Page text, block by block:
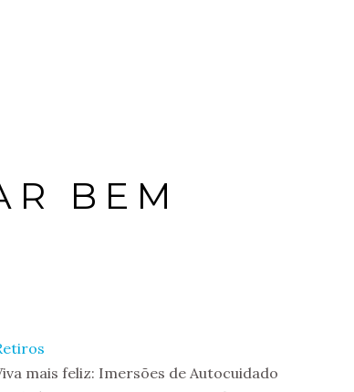
BEM
mais feliz: Imersões de Autocuidado